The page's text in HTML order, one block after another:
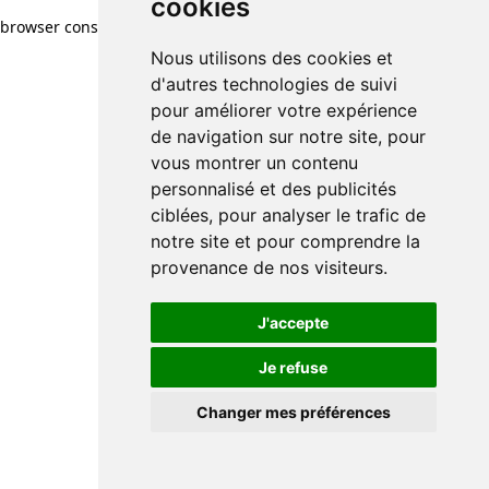
cookies
Nous utilisons des cookies et
d'autres technologies de suivi
pour améliorer votre expérience
de navigation sur notre site, pour
vous montrer un contenu
personnalisé et des publicités
ciblées, pour analyser le trafic de
notre site et pour comprendre la
provenance de nos visiteurs.
J'accepte
Je refuse
Changer mes préférences
browser console for more information)